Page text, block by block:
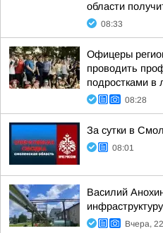
области
08:33
Офицеры
проводить
подростками в
08:28
За сутки в
08:01
Василий
Вчера,